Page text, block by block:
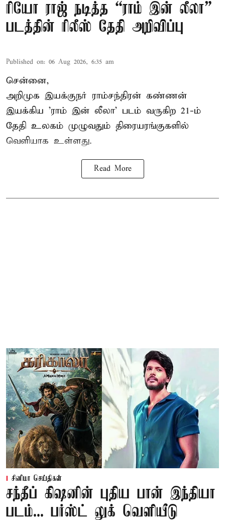
ரியோ ராஜ் நடித்த “ராம் இன் லீலா”
படத்தின் ரிலீஸ் தேதி அறிவிப்பு
Published on: 06 Aug 2026, 6:35 am
சென்னை,
அறிமுக இயக்குநர் ராம்சந்திரன் கண்ணன்
இயக்கிய 'ராம் இன் லீலா' படம் வருகிற 21-ம்
தேதி உலகம் முழுவதும் திரையரங்குகளில்
வெளியாக உள்ளது.
Read More
சினிமா செய்திகள்
சந்தீப் கிஷனின் புதிய பான் இந்தியா
படம்... பர்ஸ்ட் லுக் வெளியீடு